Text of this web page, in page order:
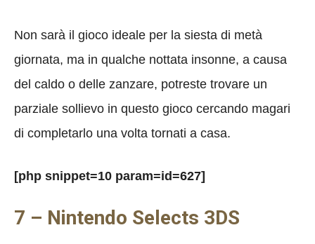
Non sarà il gioco ideale per la siesta di metà
giornata, ma in qualche nottata insonne, a causa
del caldo o delle zanzare, potreste trovare un
parziale sollievo in questo gioco cercando magari
di completarlo una volta tornati a casa.
[php snippet=10 param=id=627]
7 – Nintendo Selects 3DS